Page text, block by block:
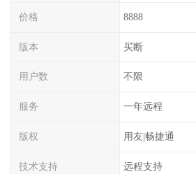
价格 8888
版本 买断
用户数 不限
服务 一年远程
版权 用友|畅捷通
技术支持 远程支持